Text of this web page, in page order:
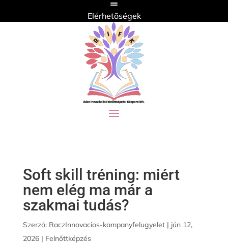
Soft skill tréning: miért
nem elég ma már a
szakmai tudás?
Szerző: RaczInnovacios-kampanyfelugyelet| jún 12,
2026| Felnőttképzés
Elérhetõségek